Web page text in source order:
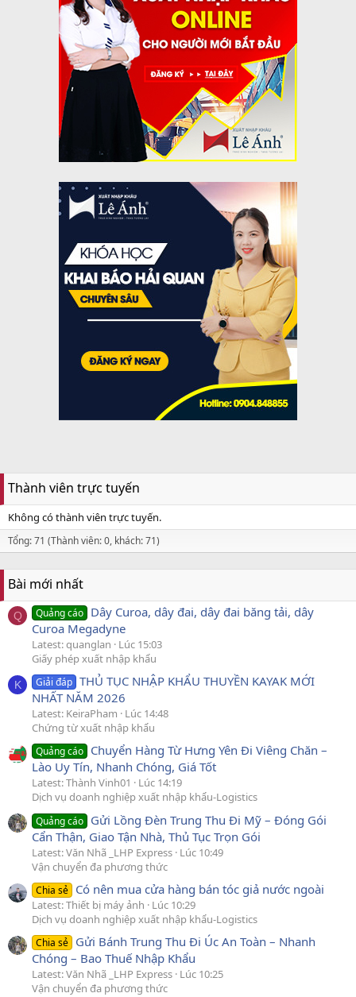
Thành viên trực tuyến
Không có thành viên trực tuyến.
Tổng: 71 (Thành viên: 0, khách: 71)
Bài mới nhất
Q Quảng cáo Dây Curoa, dây đai, dây đai băng tải, dây
Curoa Megadyne
Latest: quanglan
Lúc 15:03
Giấy phép xuất nhập khẩu
K Giải đáp THỦ TỤC NHẬP KHẨU THUYỀN KAYAK MỚI
NHẤT NĂM 2026
Latest: KeiraPham
Lúc 14:48
Chứng từ xuất nhập khẩu
Quảng cáo Chuyển Hàng Từ Hưng Yên Đi Viêng Chăn –
Lào Uy Tín, Nhanh Chóng, Giá Tốt
Latest: Thành Vinh01
Lúc 14:19
Dịch vụ doanh nghiệp xuất nhập khẩu-Logistics
Quảng cáo Gửi Lồng Đèn Trung Thu Đi Mỹ – Đóng Gói
Cẩn Thận, Giao Tận Nhà, Thủ Tục Trọn Gói
Latest: Văn Nhã _LHP Express Lúc 10:49
Vận chuyển đa phương thức
Chia sẻ Có nên mua cửa hàng bán tóc giả nước ngoài
Latest: Thiết bị máy ảnh
Lúc 10:29
Dịch vụ doanh nghiệp xuất nhập khẩu-Logistics
Chia sẻ Gửi Bánh Trung Thu Đi Úc An Toàn – Nhanh
Chóng – Bao Thuế Nhập Khẩu
Latest: Văn Nhã _LHP Express Lúc 10:25
Vận chuyển đa phương thức